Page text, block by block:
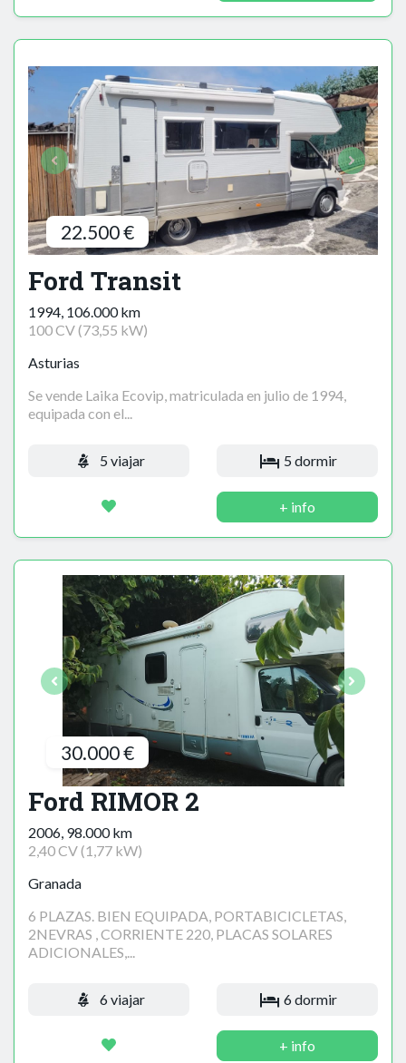
22.500 €
Ford Transit
1994, 106.000 km
100 CV (73,55 kW)
Asturias
Se vende Laika Ecovip, matriculada en julio de 1994,
equipada con el...
5 viajar 5 dormir
+ info
30.000 €
Ford RIMOR 2
2006, 98.000 km
2,40 CV (1,77 kW)
Granada
6 PLAZAS. BIEN EQUIPADA, PORTABICICLETAS,
2NEVRAS , CORRIENTE 220, PLACAS SOLARES
ADICIONALES,...
6 viajar 6 dormir
+ info